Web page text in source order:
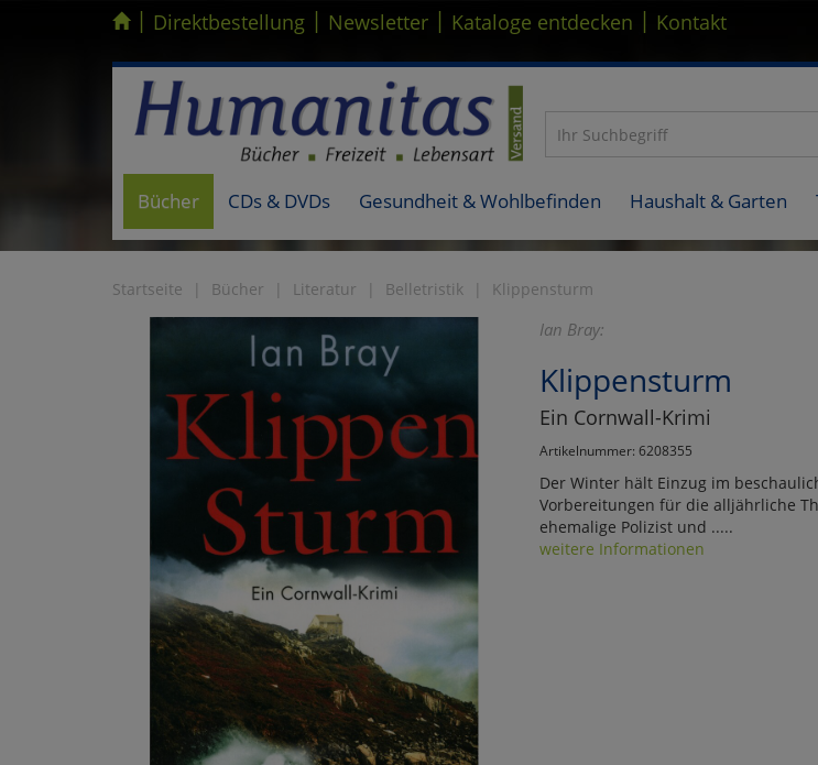
Kompletten Head der Seite überspringen
| Direktbestellung | Newsletter | Kataloge entdecken | Kontakt
Bücher CDs & DVDs Gesundheit & Wohlbefinden Haushalt & Garten
Startseite Bücher Literatur Belletristik Klippensturm
Ian Bray:
Klippensturm
Ein Cornwall-Krimi
Artikelnummer: 6208355
Der Winter hält Einzug im
Vorbereitungen für die alljährliche
ehemalige Polizist und .....
weitere Informationen